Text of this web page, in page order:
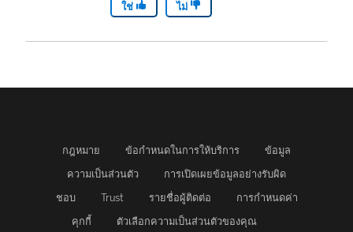
ใช่ ไม่
กฎหมาย ข้อกำหนดในการให้บริการ
ข้อมูล
ความเป็นส่วนตัว
การเปิดเผยข้อมูลอย่างรับผิด
ชอบ
Trust รายชื่อผู้ติดต่อ
การกำหนดค่า
คุกกี้
ตัวเลือกความเป็นส่วนตัวของคุณ